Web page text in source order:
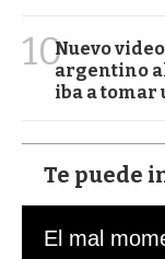
10Nuevo
argentino
iba a tomar
Te puede